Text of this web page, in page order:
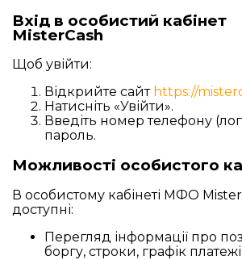
Вхід в особистий кабінет
MisterCash
Щоб увійти:
Відкрийте сайт https://
Натисніть «Увійти».
Введіть номер телефону
пароль.
Можливості особистого
В особистому кабінеті МФО
доступні:
Перегляд інформації про
боргу, строки, графік